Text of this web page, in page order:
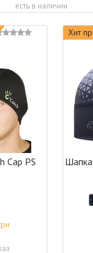
есть в наличии
Cap PS
Хит
Шапка